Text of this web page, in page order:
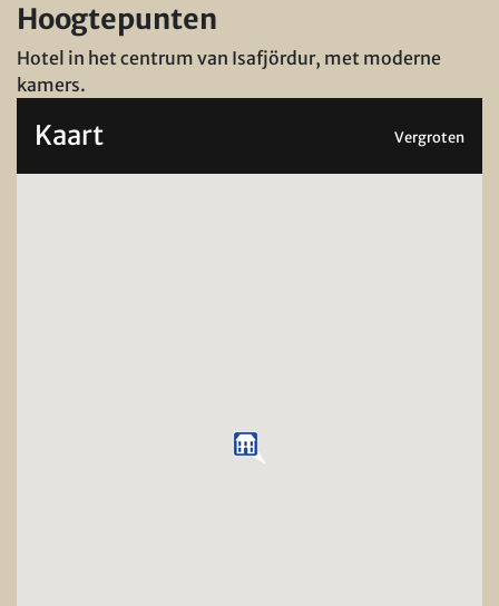
Hoogtepunten
Hotel in het centrum van Isafjördur, met moderne
kamers.
Kaart Vergroten